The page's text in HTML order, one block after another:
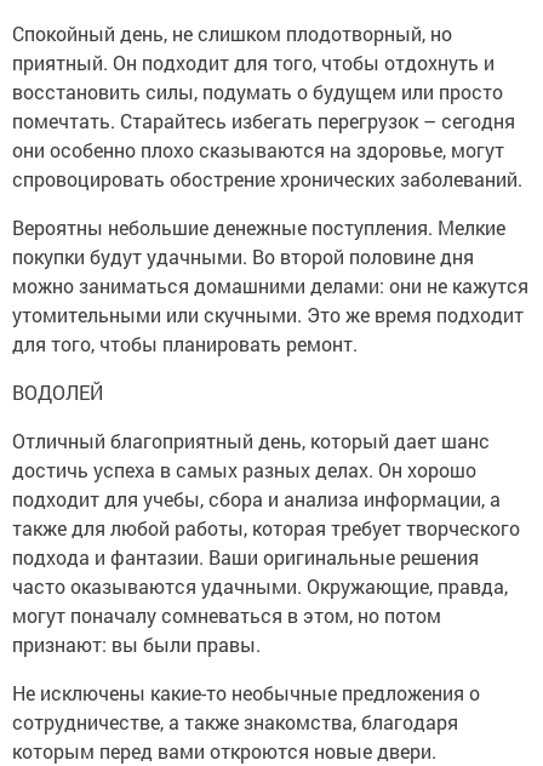
Спокойный день, не слишком плодотворный, но
приятный. Он подходит для того, чтобы отдохнуть и
восстановить силы, подумать о будущем или просто
помечтать. Старайтесь избегать перегрузок – сегодня
они особенно плохо сказываются на здоровье, могут
спровоцировать обострение хронических заболеваний.
Вероятны небольшие денежные поступления. Мелкие
покупки будут удачными. Во второй половине дня
можно заниматься домашними делами: они не кажутся
утомительными или скучными. Это же время подходит
для того, чтобы планировать ремонт.
ВОДОЛЕЙ
Отличный благоприятный день, который дает шанс
достичь успеха в самых разных делах. Он хорошо
подходит для учебы, сбора и анализа информации, а
также для любой работы, которая требует творческого
подхода и фантазии. Ваши оригинальные решения
часто оказываются удачными. Окружающие, правда,
могут поначалу сомневаться в этом, но потом
признают: вы были правы.
Не исключены какие-то необычные предложения о
сотрудничестве, а также знакомства, благодаря
которым перед вами откроются новые двери.